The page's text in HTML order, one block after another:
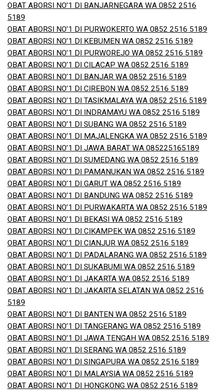
OBAT ABORSI NO’1 DI BANJARNEGARA WA 0852 2516
5189
OBAT ABORSI NO’1 DI PURWOKERTO WA 0852 2516 5189
OBAT ABORSI NO’1 DI KEBUMEN WA 0852 2516 5189
OBAT ABORSI NO’1 DI PURWOREJO WA 0852 2516 5189
OBAT ABORSI NO’1 DI CILACAP WA 0852 2516 5189
OBAT ABORSI NO’1 DI BANJAR WA 0852 2516 5189
OBAT ABORSI NO’1 DI CIREBON WA 0852 2516 5189
OBAT ABORSI NO’1 DI TASIKMALAYA WA 0852 2516 5189
OBAT ABORSI NO’1 DI INDRAMAYU WA 0852 2516 5189
OBAT ABORSI NO’1 DI SUBANG WA 0852 2516 5189
OBAT ABORSI NO’1 DI MAJALENGKA WA 0852 2516 5189
OBAT ABORSI NO’1 DI JAWA BARAT WA 085225165189
OBAT ABORSI NO’1 DI SUMEDANG WA 0852 2516 5189
OBAT ABORSI NO’1 DI PAMANUKAN WA 0852 2516 5189
OBAT ABORSI NO’1 DI GARUT WA 0852 2516 5189
OBAT ABORSI NO’1 DI BANDUNG WA 0852 2516 5189
OBAT ABORSI NO’1 DI PURWAKARTA WA 0852 2516 5189
OBAT ABORSI NO’1 DI BEKASI WA 0852 2516 5189
OBAT ABORSI NO’1 DI CIKAMPEK WA 0852 2516 5189
OBAT ABORSI NO’1 DI CIANJUR WA 0852 2516 5189
OBAT ABORSI NO’1 DI PADALARANG WA 0852 2516 5189
OBAT ABORSI NO’1 DI SUKABUMI WA 0852 2516 5189
OBAT ABORSI NO’1 DI JAKARTA WA 0852 2516 5189
OBAT ABORSI NO’1 DI JAKARTA SELATAN WA 0852 2516
5189
OBAT ABORSI NO’1 DI BANTEN WA 0852 2516 5189
OBAT ABORSI NO’1 DI TANGERANG WA 0852 2516 5189
OBAT ABORSI NO’1 DI JAWA TENGAH WA 0852 2516 5189
OBAT ABORSI NO’1 DI SERANG WA 0852 2516 5189
OBAT ABORSI NO’1 DI SINGAPURA WA 0852 2516 5189
OBAT ABORSI NO’1 DI MALAYSIA WA 0852 2516 5189
OBAT ABORSI NO’1 DI HONGKONG WA 0852 2516 5189